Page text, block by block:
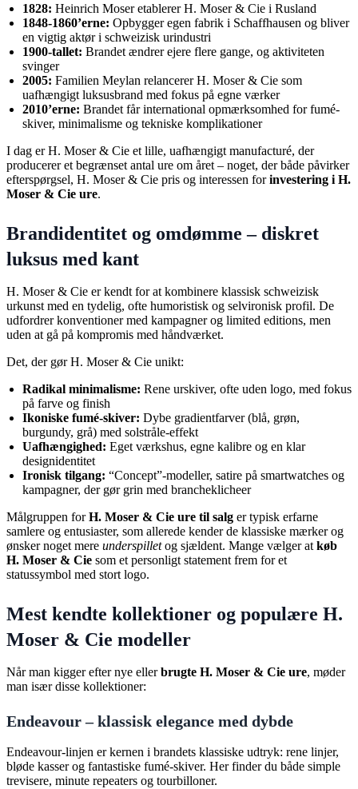
1828: Heinrich Moser etablerer H. Moser & Cie i Rusland
1848-1860’erne: Opbygger egen fabrik i Schaffhausen og bliver
en vigtig aktør i schweizisk urindustri
1900-tallet: Brandet ændrer ejere flere gange, og aktiviteten
svinger
2005: Familien Meylan relancerer H. Moser & Cie som
uafhængigt luksusbrand med fokus på egne værker
2010’erne: Brandet får international opmærksomhed for fumé-
skiver, minimalisme og tekniske komplikationer
I dag er H. Moser & Cie et lille, uafhængigt manufacturé, der
producerer et begrænset antal ure om året – noget, der både påvirker
efterspørgsel, H. Moser & Cie pris og interessen forinvestering i H.
Moser & Cie ure.
Brandidentitet og omdømme – diskret
luksus med kant
H. Moser & Cie er kendt for at kombinere klassisk schweizisk
urkunst med en tydelig, ofte humoristisk og selvironisk profil. De
udfordrer konventioner med kampagner og limited editions, men
uden at gå på kompromis med håndværket.
Det, der gør H. Moser & Cie unikt:
Radikal minimalisme: Rene urskiver, ofte uden logo, med fokus
på farve og finish
Ikoniske fumé-skiver: Dybe gradientfarver (blå, grøn,
burgundy, grå) med solstråle-effekt
Uafhængighed: Eget værkshus, egne kalibre og en klar
designidentitet
Ironisk tilgang: “Concept”-modeller, satire på smartwatches og
kampagner, der gør grin med brancheklicheer
Målgruppen forH. Moser & Cie ure til salg er typisk erfarne
samlere og entusiaster, som allerede kender de klassiske mærker og
ønsker noget mere underspilletog sjældent. Mange vælger at køb
H. Moser & Cie som et personligt statement frem for et
statussymbol med stort logo.
Mest kendte kollektioner og populære H.
Moser & Cie modeller
Når man kigger efter nye ellerbrugte H. Moser & Cie ure, møder
man især disse kollektioner:
Endeavour – klassisk elegance med dybde
Endeavour-linjen er kernen i brandets klassiske udtryk: rene linjer,
bløde kasser og fantastiske fumé-skiver. Her finder du både simple
trevisere, minute repeaters og tourbilloner.